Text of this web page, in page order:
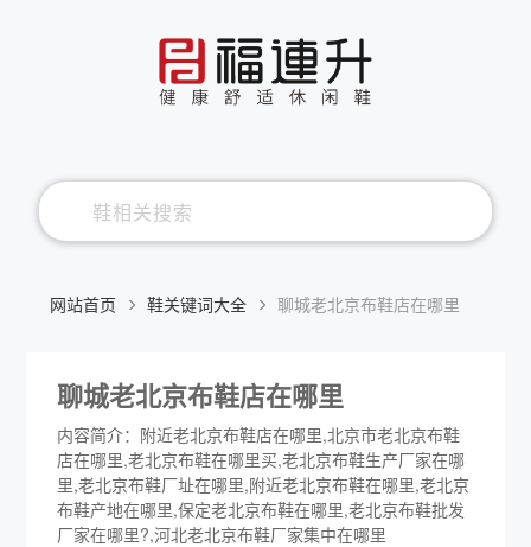
网站首页 鞋关键词大全 聊城老北京布鞋店在哪里
聊城老北京布鞋店在哪里
内容简介：附近老北京布鞋店在哪里,北京市老北京布鞋
店在哪里,老北京布鞋在哪里买,老北京布鞋生产厂家在哪
里,老北京布鞋厂址在哪里,附近老北京布鞋在哪里,老北京
布鞋产地在哪里,保定老北京布鞋在哪里,老北京布鞋批发
厂家在哪里?,河北老北京布鞋厂家集中在哪里